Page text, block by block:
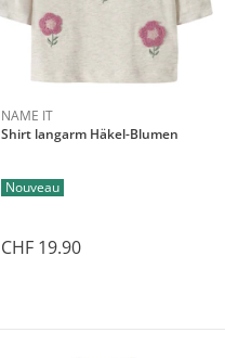
NAME IT
Shirt langarm Häkel-Blumen
Nouveau
CHF 19.90